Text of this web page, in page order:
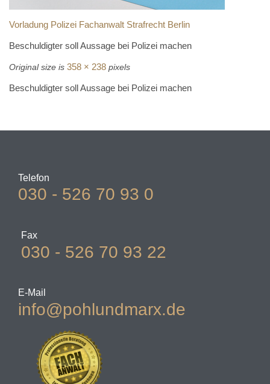
Vorladung Polizei Fachanwalt Strafrecht Berlin
Beschuldigter soll Aussage bei Polizei machen
Original size is 358 × 238 pixels
Beschuldigter soll Aussage bei Polizei machen
Telefon
030 - 526 70 93 0
Fax
030 - 526 70 93 22
E-Mail
info@pohlundmarx.de